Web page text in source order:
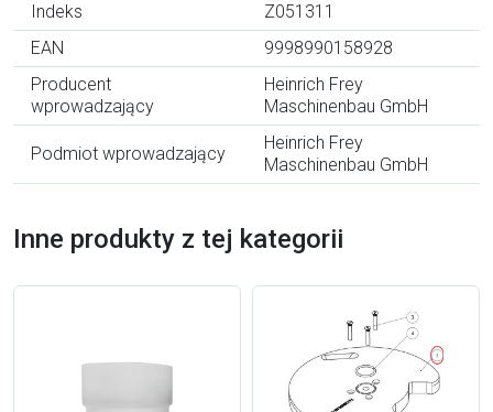
Indeks
Z051311
EAN
9998990158928
Producent
wprowadzający
Heinrich Frey
Maschinenbau GmbH
Podmiot wprowadzający
Heinrich Frey
Maschinenbau GmbH
Inne produkty z tej kategorii